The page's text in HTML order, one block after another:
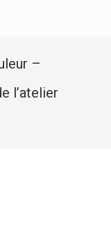
–
l’atelier